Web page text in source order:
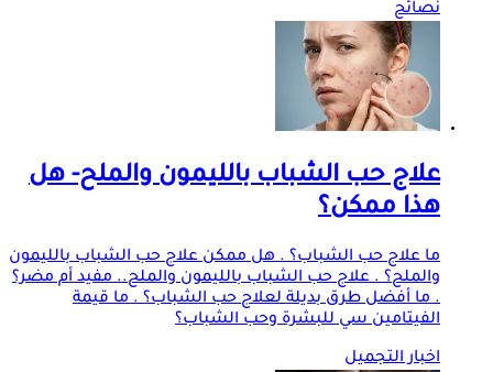
نصائح
علاج حب الشباب بالليمون والملح- هل
هذا ممكن؟
ما علاج حب الشباب؟ . هل ممكن علاج حب الشباب بالليمون
والملح؟ . علاج حب الشباب بالليمون والملح.. مفيد أم مضر؟
. ما أفضل طرق بديلة لعلاج حب الشباب؟ . ما قيمة
الفيتامين سي للبشرة وحب الشباب؟
اخبار التجميل